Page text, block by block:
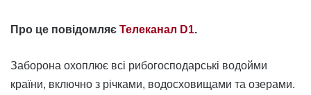
Про це повідомляє Телеканал D1.
Заборона охоплює всі рибогосподарські водойми
країни, включно з річками, водосховищами та озерами.